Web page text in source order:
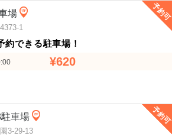
予約可
場
1
約できる駐車場！
¥620
予約可
車場
3-29-13